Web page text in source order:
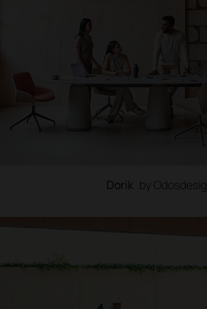
Dorik by